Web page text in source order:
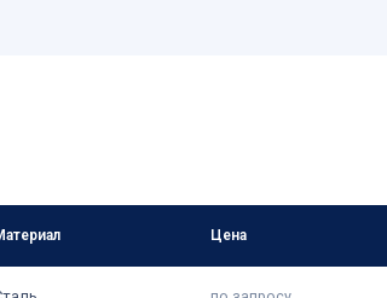
Цена